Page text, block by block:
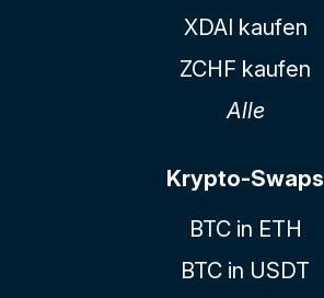
XDAI kaufen
ZCHF kaufen
Alle
Krypto-Swaps
BTC in ETH
BTC in USDT